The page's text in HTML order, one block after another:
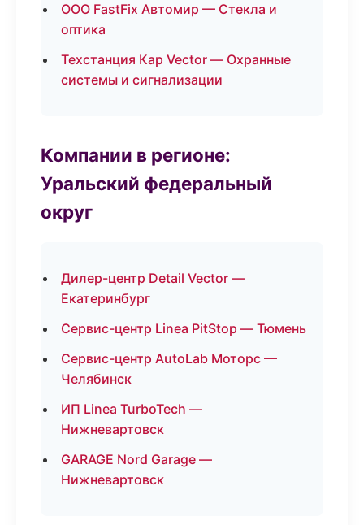
ООО FastFix Автомир — Стекла и
оптика
Техстанция Кар Vector — Охранные
системы и сигнализации
Компании в регионе:
Уральский федеральный
округ
Дилер-центр Detail Vector —
Екатеринбург
Сервис-центр Linea PitStop — Тюмень
Сервис-центр AutoLab Моторс —
Челябинск
ИП Linea TurboTech —
Нижневартовск
GARAGE Nord Garage —
Нижневартовск